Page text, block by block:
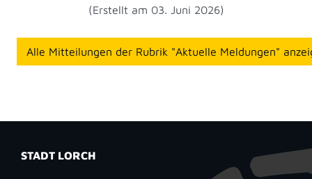
(Erstellt am 03. Juni 2026)
Alle Mitteilungen der Rubrik "Aktuelle Meldungen"
STADT LORCH